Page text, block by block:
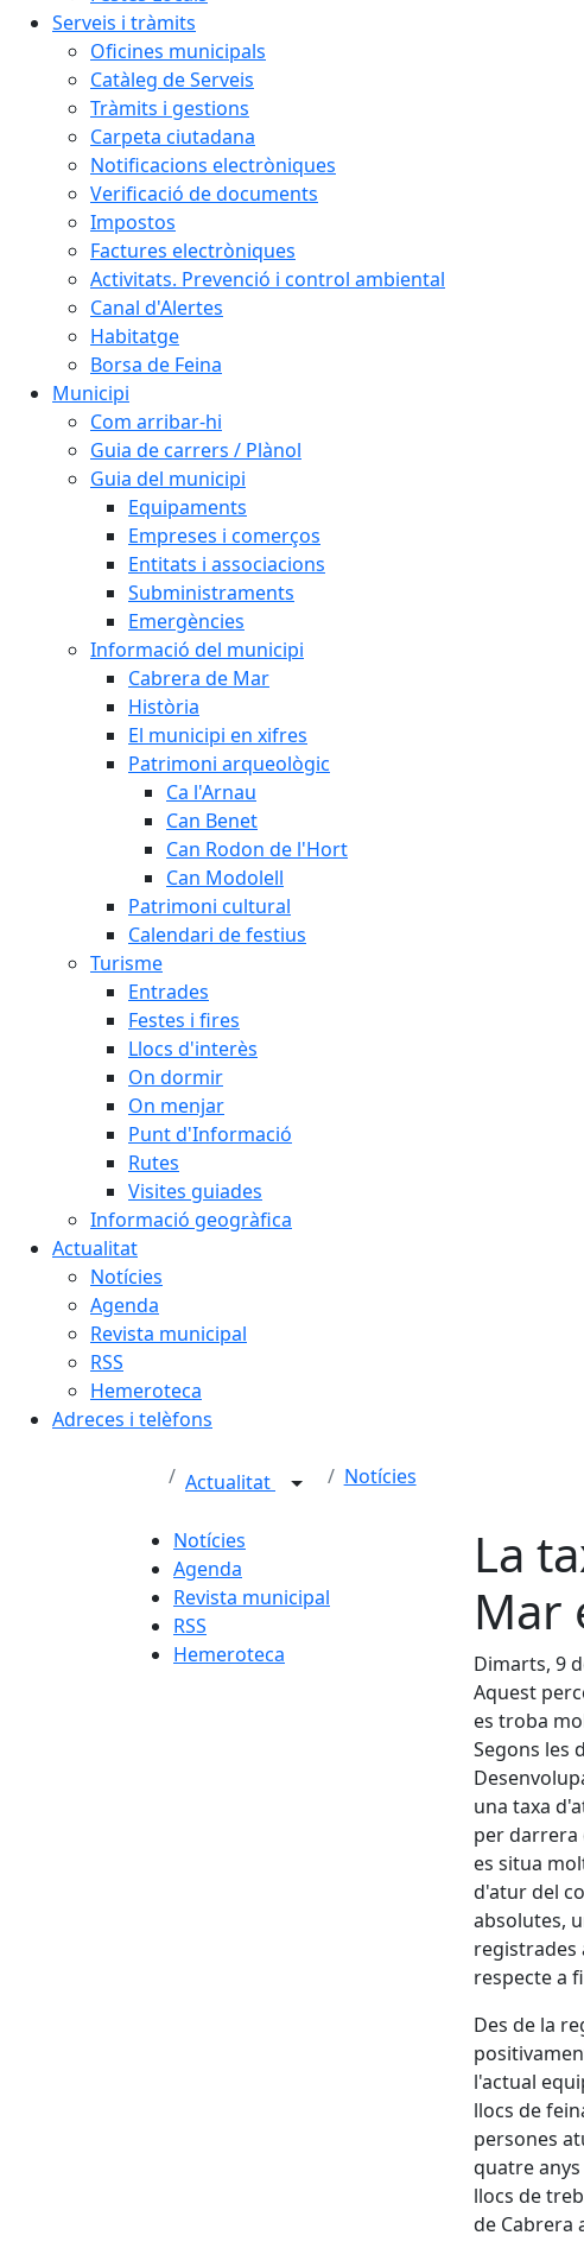
Serveis i tràmits
Oficines municipals
Catàleg de Serveis
Tràmits i gestions
Carpeta ciutadana
Notificacions electròniques
Verificació de documents
Impostos
Factures electròniques
Activitats. Prevenció i control ambiental
Canal d'Alertes
Habitatge
Borsa de Feina
Municipi
Com arribar-hi
Guia de carrers / Plànol
Guia del municipi
Equipaments
Empreses i comerços
Entitats i associacions
Subministraments
Emergències
Informació del municipi
Cabrera de Mar
Història
El municipi en xifres
Patrimoni arqueològic
Ca l'Arnau
Can Benet
Can Rodon de l'Hort
Can Modolell
Patrimoni cultural
Calendari de festius
Turisme
Entrades
Festes i fires
Llocs d'interès
On dormir
On menjar
Punt d'Informació
Rutes
Visites guiades
Informació geogràfica
Actualitat
Notícies
Agenda
Revista municipal
RSS
Hemeroteca
Adreces i telèfons
Actualitat Notícies
Notícies
Agenda
Revista municipal
RSS
Hemeroteca
La
Mar
Dimarts, 9
Aquest
es troba
Segons les
una taxa
per darrera
es situa
d'atur del
absolutes,
registrades
respecte a
Des de la
l'actual
llocs de
persones
quatre
llocs de
de Cabrera